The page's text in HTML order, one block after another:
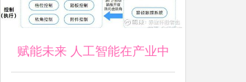
赋能未来 人工智能在产业中